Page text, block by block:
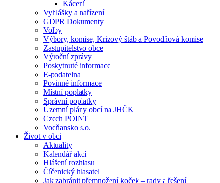
Kácení
Vyhlášky a nařízení
GDPR Dokumenty
Volby
Výbory, komise, Krizový štáb a Povodňová komise
Zastupitelstvo obce
Výroční zprávy
Poskytnuté informace
E-podatelna
Povinné informace
Místní poplatky
Správní poplatky
Územní plány obcí na JHČK
Czech POINT
Vodňansko s.o.
Život v obci
Aktuality
Kalendář akcí
Hlášení rozhlasu
Číčenický hlasatel
Jak zabránit přemnožení koček – rady a řešení